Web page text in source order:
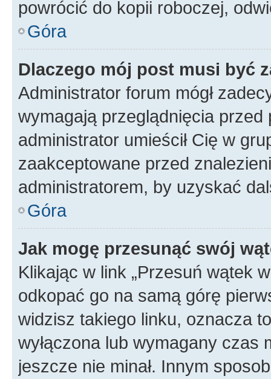
powrócić do kopii roboczej,
Góra
Dlaczego mój post musi być
Administrator forum mógł
wymagają przeglądnięcia
administrator umieścił Cię w
zaakceptowane przed
administratorem, by uzyskać
Góra
Jak mogę przesunąć swój
Klikając w link „Przesuń wątek
odkopać go na samą górę
widzisz takiego linku, oznacza
wyłączona lub wymagany czas
jeszcze nie minał. Innym